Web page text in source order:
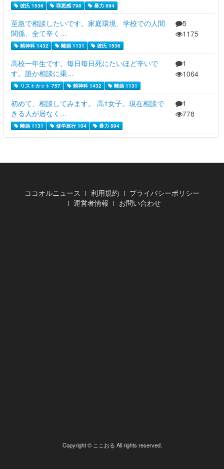
彼氏 1536 罪悪感 798 暴力 894
至急で相談したいです。家庭環境、学校での人間
関係、全て辛く…
精神科 1432 離婚 1131 彼氏 1536
5
1175
高校一年生です。毎日毎日死にたいほど辛いで
す。誰か相談に乗…
リストカット 757 精神科 1432 離婚 1131
1
1064
初めて、相談してみます。 高1女子。現在相談で
きる人が居なく…
離婚 1131 修学旅行 104 暴力 894
1
778
ココオルニュース 利用規約
プライバシーポリシー
運営者情報
お問い合わせ
Copyright © ここおる All rights reserved.